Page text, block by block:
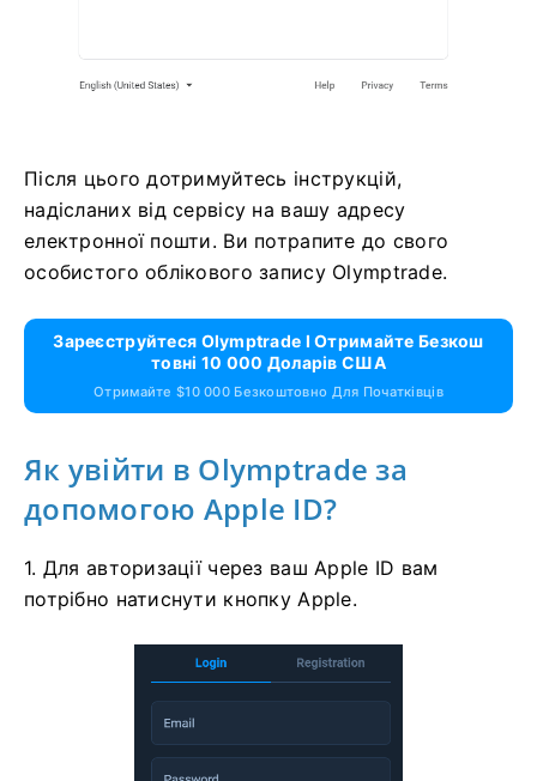
Після цього дотримуйтесь інструкцій,
надісланих від сервісу на вашу адресу
електронної пошти. Ви потрапите до свого
особистого облікового запису Olymptrade.
Зареєструйтеся Olymptrade І Отримайте Безкош
Товні 10 000 Доларів США
Отримайте $10 000 Безкоштовно Для Початківців
Як увійти в Olymptrade за
допомогою Apple ID?
1. Для авторизації через ваш Apple ID вам
потрібно натиснути кнопку Apple.